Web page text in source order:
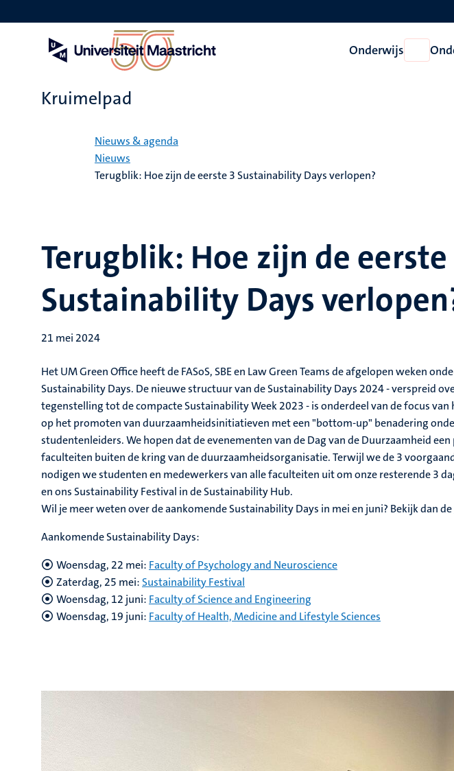
en
Onderwijs
Open
Onderwijs
Kruimelpad
Nieuws & agenda
Nieuws
Terugblik: Hoe zijn de eerste 3 Sustainability Days verlopen?
Terugblik: Hoe zijn de eerste
Sustainability Days
21 mei 2024
Het UM Green Office heeft de FASoS, SBE en Law Green Teams de afgelopen weken
Sustainability Days. De nieuwe structuur van de Sustainability Days 2024 - verspreid
tegenstelling tot de compacte Sustainability Week 2023 - is onderdeel van de focus
op het promoten van duurzaamheidsinitiatieven met een "bottom-up" benadering
studentenleiders. We hopen dat de evenementen van de Dag van de Duurzaamheid
faculteiten buiten de kring van de duurzaamheidsorganisatie. Terwijl we de 3
nodigen we studenten en medewerkers van alle faculteiten uit om onze resterende 3
en ons Sustainability Festival in de Sustainability Hub.
Wil je meer weten over de aankomende Sustainability Days in mei en juni? Bekijk dan de
Aankomende Sustainability Days:
Woensdag, 22 mei: Faculty of Psychology and Neuroscience
Zaterdag, 25 mei: Sustainability Festival
Woensdag, 12 juni: Faculty of Science and Engineering
Woensdag, 19 juni: Faculty of Health, Medicine and Lifestyle Sciences